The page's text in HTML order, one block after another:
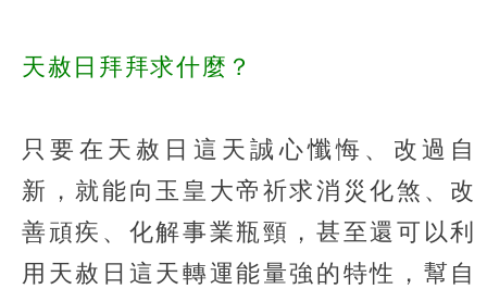
天赦日拜拜求什麼？
只要在天赦日這天誠心懺悔、改過自
新，就能向玉皇大帝祈求消災化煞、改
善頑疾、化解事業瓶頸，甚至還可以利
用天赦日這天轉運能量強的特性，幫自